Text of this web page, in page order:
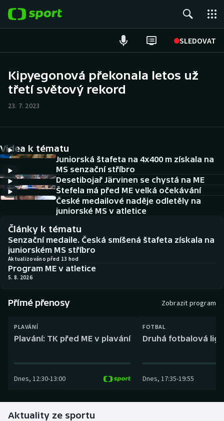
SLEDOVAT
Hokej
Cyklistika
DALŠÍ SPORTY
Americký fotbal
Baseball a softbal
Basketbal
Biatlon
Boby a skeleton
Box
Dostihy
Florbal
NEPŘEHLÉDNĚTE
Soutěže
Historické návraty
Aplikace ČT sport
AZ kvíz
Kipyegonová překonala letos už
třetí světový rekord
23. 7. 2023
Videa k tématu
Juniorská štafeta na 4x400 m získala na
MS senzační stříbro
Desetibojař Järvinen se chystá na ME
Štefela má před ME velká očekávání
České medailové naděje odletěly na
juniorské MS v atletice
Články k tématu
Senzační medaile. Česká smíšená štafeta získala na
juniorském MS stříbro
Aktualizováno před 13 hod
Program ME v atletice
5. 8. 2026
Přímé přenosy Zobrazit program
PLAVÁNÍ
Plavání: TK před ME v plavání
Dnes, 12:30-13:00
FOTBAL
Druhá fotbalová
Dnes, 17:35-19:55
Aktuality ze sportu